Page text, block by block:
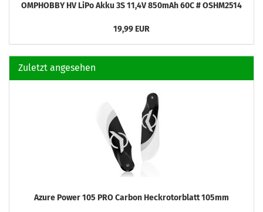
OMPHOBBY HV LiPo Akku 3S 11,4V 850mAh 60C # OSHM2514
19,99 EUR
Zuletzt angesehen
Azure Power 105 PRO Carbon Heckrotorblatt 105mm